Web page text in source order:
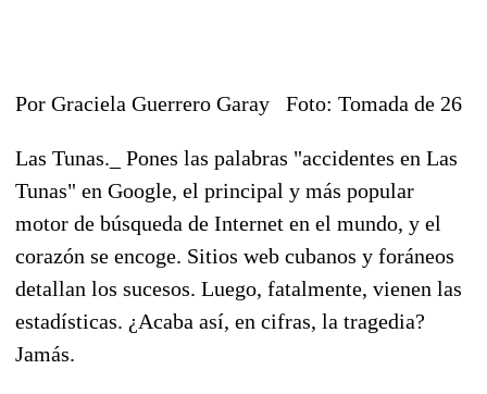
Por Graciela Guerrero Garay Foto: Tomada de 26
Las Tunas._ Pones las palabras "accidentes en Las
Tunas" en Google, el principal y más popular
motor de búsqueda de Internet en el mundo, y el
corazón se encoge. Sitios web cubanos y foráneos
detallan los sucesos. Luego, fatalmente, vienen las
estadísticas. ¿Acaba así, en cifras, la tragedia?
Jamás.